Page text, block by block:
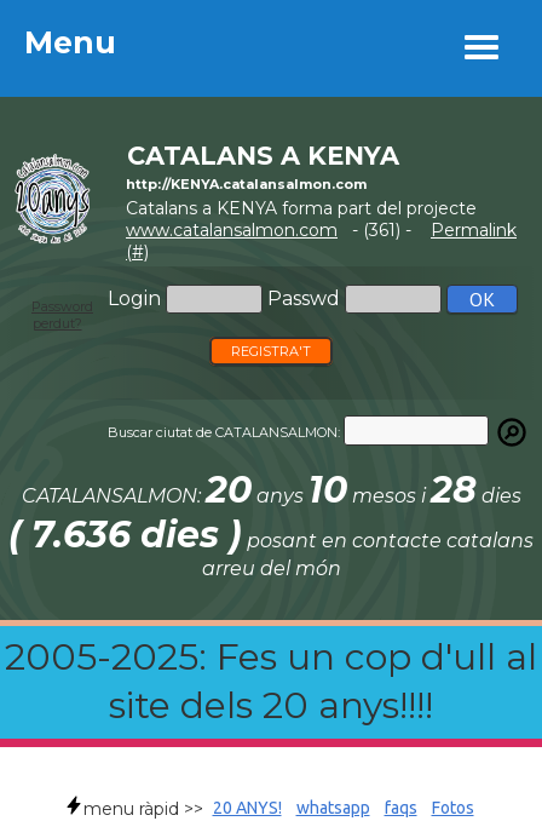
Menu
CATALANS A KENYA
http://KENYA.catalansalmon.com
Catalans a KENYA forma part del projecte
www.catalansalmon.com - (361) -
Permalink
(#)
Login Passwd
Password
perdut?
REGISTRA'T
Buscar ciutat de CATALANSALMON:
CATALANSALMON:20anys 10mesos i28 dies
( 7.636 dies ) posant en contacte catalans
arreu del món
2005-2025: Fes un cop d'ull al
site dels 20 anys!!!!
Menu
menu ràpid >> 20 ANYS! whatsapp faqs Fotos